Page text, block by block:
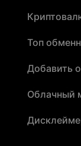
Топ
Добавить
Облачный